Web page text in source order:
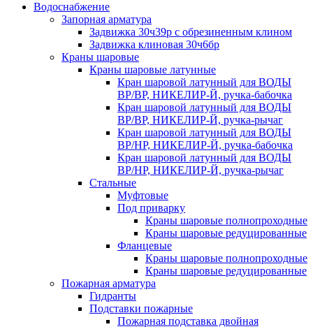
Водоснабжение
Запорная арматура
Задвижка 30ч39р с обрезиненным клином
Задвижка клиновая 30ч6бр
Краны шаровые
Краны шаровые латунные
Кран шаровой латунный для ВОДЫ
ВР/ВР, НИКЕЛИР-Й, ручка-бабочка
Кран шаровой латунный для ВОДЫ
ВР/ВР, НИКЕЛИР-Й, ручка-рычаг
Кран шаровой латунный для ВОДЫ
ВР/НР, НИКЕЛИР-Й, ручка-бабочка
Кран шаровой латунный для ВОДЫ
ВР/НР, НИКЕЛИР-Й, ручка-рычаг
Стальные
Муфтовые
Под приварку
Краны шаровые полнопроходные
Краны шаровые редуцированные
Фланцевые
Краны шаровые полнопроходные
Краны шаровые редуцированные
Пожарная арматура
Гидранты
Подставки пожарные
Пожарная подставка двойная